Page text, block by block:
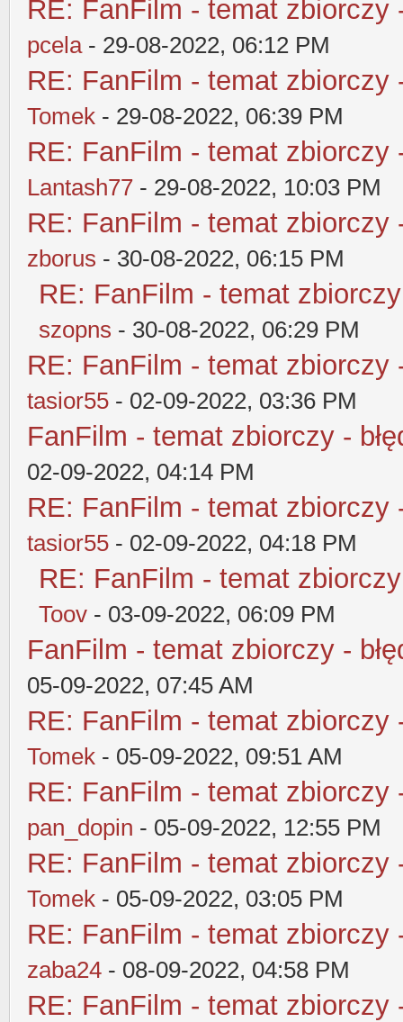
RE: FanFilm - temat zbiorczy
pcela- 29-08-2022, 06:12 PM
RE: FanFilm - temat zbiorczy
Tomek - 29-08-2022, 06:39 PM
RE: FanFilm - temat zbiorczy
Lantash77 - 29-08-2022, 10:03 PM
RE: FanFilm - temat zbiorczy
zborus - 30-08-2022, 06:15 PM
RE: FanFilm - temat
szopns - 30-08-2022, 06:29 PM
RE: FanFilm - temat zbiorczy
tasior55 - 02-09-2022, 03:36 PM
FanFilm - temat zbiorczy -
02-09-2022, 04:14 PM
RE: FanFilm - temat zbiorczy
tasior55 - 02-09-2022, 04:18 PM
RE: FanFilm - temat
Toov - 03-09-2022, 06:09 PM
FanFilm - temat zbiorczy -
05-09-2022, 07:45 AM
RE: FanFilm - temat zbiorczy
Tomek - 05-09-2022, 09:51 AM
RE: FanFilm - temat zbiorczy
pan_dopin - 05-09-2022, 12:55 PM
RE: FanFilm - temat zbiorczy
Tomek - 05-09-2022, 03:05 PM
RE: FanFilm - temat zbiorczy
zaba24 - 08-09-2022, 04:58 PM
RE: FanFilm - temat zbiorczy